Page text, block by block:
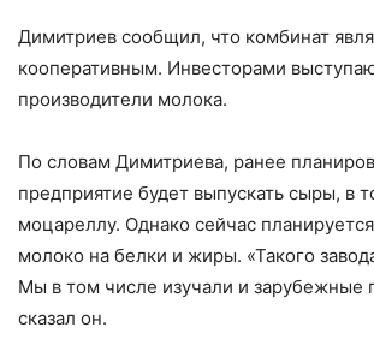
Димитриев сообщил, что комбинат
кооперативным. Инвесторами
производители молока.
По словам Димитриева, ранее
предприятие будет выпускать сыры, в
моцареллу. Однако сейчас
молоко на белки и жиры. «Такого
Мы в том числе изучали и зарубежные
сказал он.